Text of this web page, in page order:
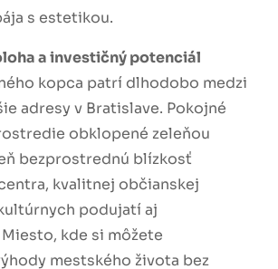
s estetikou.
a investičný potenciál
kopca patrí dlhodobo medzi
adresy v Bratislave. Pokojné
obklopené zeleňou
bezprostrednú blízkosť
kvalitnej občianskej
podujatí aj
kde si môžete
mestského života bez